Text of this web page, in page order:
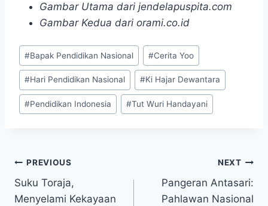
Gambar Utama dari jendelapuspita.com
Gambar Kedua dari orami.co.id
Post
Tags:
#Bapak Pendidikan Nasional #Cerita Yoo
#Hari Pendidikan Nasional #Ki Hajar Dewantara
#Pendidikan Indonesia #Tut Wuri Handayani
Navigasi
pos
PREVIOUS
Suku Toraja,
Menyelami Kekayaan
NEXT
Pangeran Antasari:
Pahlawan Nasional